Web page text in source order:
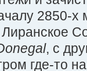
2850-
, с
где-то